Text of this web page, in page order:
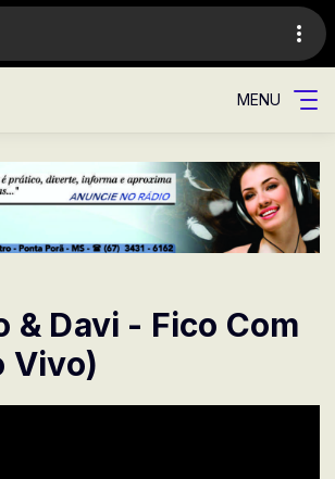
MENU
& Davi - Fico Com
Vivo)